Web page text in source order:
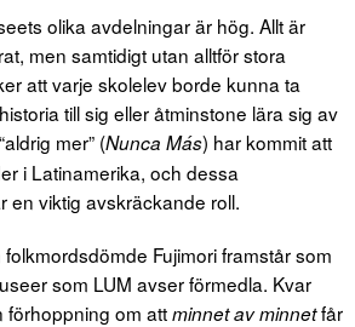
olika avdelningar är hög. Allt är
men samtidigt utan alltför stora
att varje skolelev borde kunna ta
till sig eller åtminstone lära sig av
mer” (Nunca Más) har kommit att
i Latinamerika, och dessa
en viktig avskräckande roll.
Fujimori framstår som
som LUM avser förmedla. Kvar
förhoppning om attminnet av minnetfår